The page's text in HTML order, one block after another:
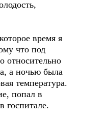
время я
что под
относительно
а ночью была
температура.
попал в
госпитале.